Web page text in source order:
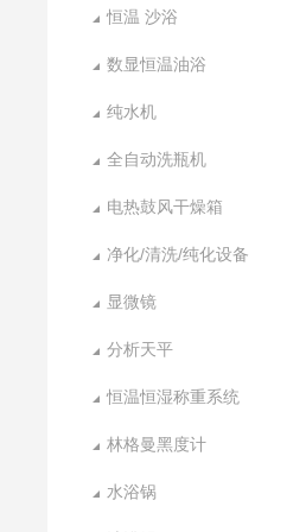
恒温 沙浴
数显恒温油浴
纯水机
全自动洗瓶机
电热鼓风干燥箱
净化/清洗/纯化设备
显微镜
分析天平
恒温恒湿称重系统
林格曼黑度计
水浴锅